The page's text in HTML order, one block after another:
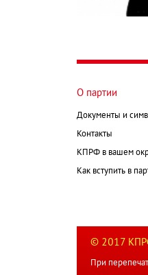
О партии
Документы и
Контакты
КПРФ в вашем
Как вступить в
© 2017
При